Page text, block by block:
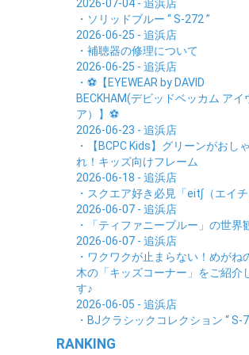
2026-07-04 - 追浜店
・ソリッドブルー “ S-272 ”
2026-06-25 - 追浜店
・補聴器の修理について
2026-06-25 - 追浜店
・⚽【EYEWEAR by DAVID
BECKHAM(デビッドベッカム アイ
ア）】⚽
2026-06-23 - 追浜店
・【BCPC Kids】グリーンがおしゃ
れ！キッズ向けフレーム
2026-06-18 - 追浜店
・スクエア好き必見「eit∫（エイチ
2026-06-07 - 追浜店
・「ティファニーブルー」の世界
2026-06-07 - 追浜店
・ワクワクが止まらない！めがね
木の「キッズコーナー」をご紹介
す♪
2026-06-05 - 追浜店
・BJクラシックコレクション “ S-
RANKING